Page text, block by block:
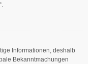
Informationen, deshalb
Bekanntmachungen